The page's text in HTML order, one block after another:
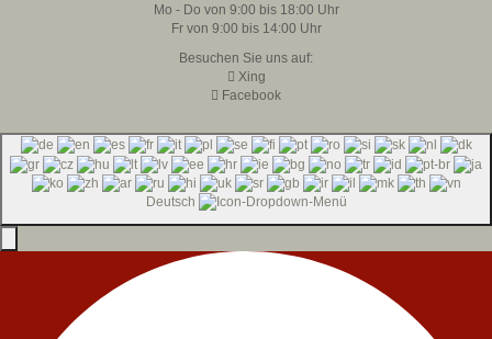
Mo - Do von 9:00 bis 18:00 Uhr
Fr von 9:00 bis 14:00 Uhr
Besuchen Sie uns auf:
Xing
Facebook
Deutsch